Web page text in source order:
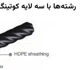
با سه لایه